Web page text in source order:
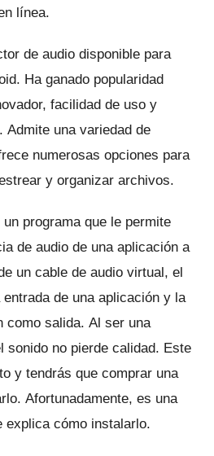
línea.
de audio disponible para
Ha ganado popularidad
facilidad de uso y
Admite una variedad de
numerosas opciones para
y organizar archivos.
programa que le permite
de audio de una aplicación a
un cable de audio virtual, el
de una aplicación y la
como salida. Al ser una
sonido no pierde calidad. Este
y tendrás que comprar una
Afortunadamente, es una
explica cómo instalarlo.